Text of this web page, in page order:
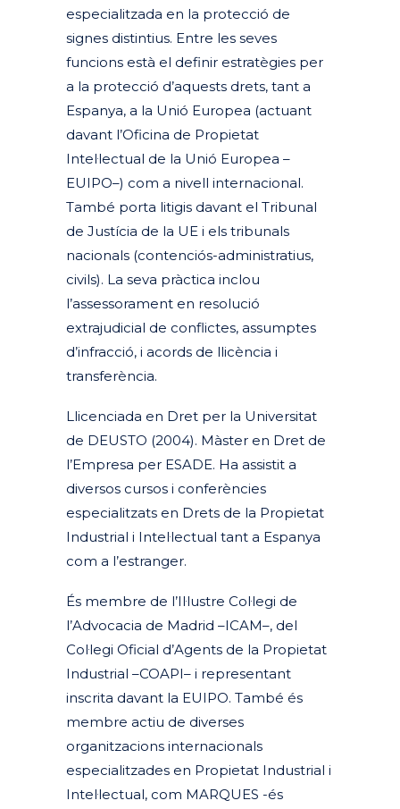
especialitzada en la protecció de
signes distintius. Entre les seves
funcions està el definir estratègies per
a la protecció d’aquests drets, tant a
Espanya, a la Unió Europea (actuant
davant l’Oficina de Propietat
Intel·lectual de la Unió Europea –
EUIPO–) com a nivell internacional.
També porta litigis davant el Tribunal
de Justícia de la UE i els tribunals
nacionals (contenciós-administratius,
civils). La seva pràctica inclou
l’assessorament en resolució
extrajudicial de conflictes, assumptes
d’infracció, i acords de llicència i
transferència.
Llicenciada en Dret per la Universitat
de DEUSTO (2004). Màster en Dret de
l’Empresa per ESADE. Ha assistit a
diversos cursos i conferències
especialitzats en Drets de la Propietat
Industrial i Intel·lectual tant a Espanya
com a l’estranger.
És membre de l’Il·lustre Col·legi de
l’Advocacia de Madrid –ICAM–, del
Col·legi Oficial d’Agents de la Propietat
Industrial –COAPI– i representant
inscrita davant la EUIPO. També és
membre actiu de diverses
organitzacions internacionals
especialitzades en Propietat Industrial i
Intel·lectual, com MARQUES -és